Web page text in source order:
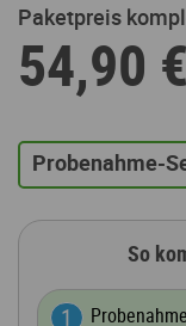
Paketpreis
54,90 €
Probenahme-
So